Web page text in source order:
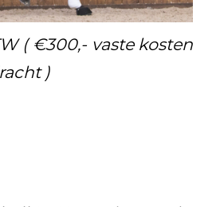
( €300,- vaste kosten
)